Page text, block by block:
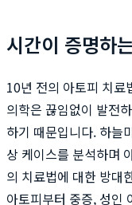
시간이 증명하
10년 전의 아토피 치료
의학은 끊임없이 발전
하기 때문입니다. 하늘
상 케이스를 분석하며
의 치료법에 대한 방대
아토피부터 중증, 성인